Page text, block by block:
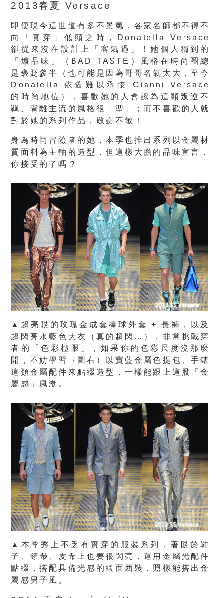
2013春夏 Versace
即便現今這世道有多不景氣，各家名師都不得不
向「實穿」低頭之時，Donatella Versace
卻從來沒在設計上「客氣過」！她個人獨到的
「壞品味」（BAD TASTE）風格在時尚圈總
是褒貶參半（也可能是因為哥哥名氣太大，至今
Donatella 依舊難以承接 Gianni Versace
的時尚地位），喜歡她的人會認為這類叛逆不
羈、背離主流的風格很「型」；而不喜歡的人就
對於她的系列作品，敬謝不敏！
身為時尚冒險者的她，本季也推出系列以金屬材
質面料為主軸的造型，但這樣大膽的品味宣言，
你接受的了嗎？
▲超亮眼的玫瑰金成套棒球外套 + 長褲，以及
超閃亮水藍色大衣（真的超閃…），非常挑戰穿
者的「色彩極限」，如果你的色彩尺度沒那麼
開，不妨學習（圖右）以寶藍金屬色提包、手錶
這類金屬配件來點綴造型，一樣能跟上這股「金
屬感」風潮。
▲本季秀上不乏有實穿的服裝系列，著眼於鞋
子、領帶、皮帶上也要很閃亮，運用金屬光配件
點綴，搭配具備光感的緞面西裝，照樣能搭出金
屬感男子風。